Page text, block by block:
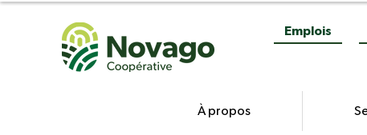
Emplois
À propos